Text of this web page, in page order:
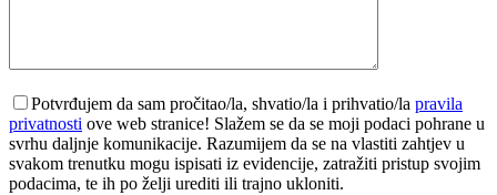
Potvrđujem da sam pročitao/la, shvatio/la i prihvatio/la pravila
privatnosti ove web stranice! Slažem se da se moji podaci pohrane u
svrhu daljnje komunikacije. Razumijem da se na vlastiti zahtjev u
svakom trenutku mogu ispisati iz evidencije, zatražiti pristup svojim
podacima, te ih po želji urediti ili trajno ukloniti.